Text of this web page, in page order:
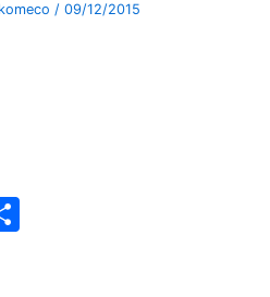
komeco/09/12/2015